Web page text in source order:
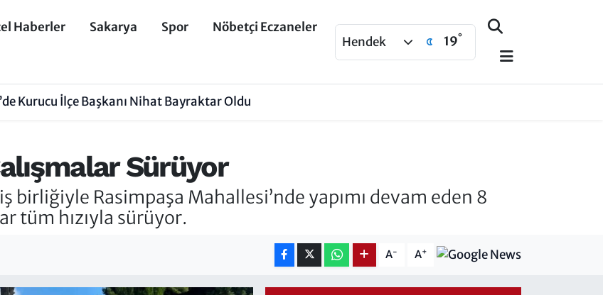
Haberler Sakarya Spor
Nöbetçi Eczaneler
Hendek 19°
Kurucu İlçe Başkanı Nihat Bayraktar Oldu
Sürüyor
birliğiyle Rasimpaşa Mahallesi’nde yapımı devam eden 8
tüm hızıyla sürüyor.
A- A+